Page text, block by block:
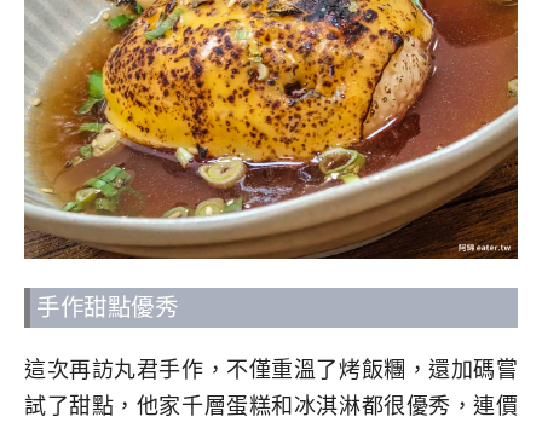
手作甜點優秀
這次再訪丸君手作，不僅重溫了烤飯糰，還加碼嘗
試了甜點，他家千層蛋糕和冰淇淋都很優秀，連價